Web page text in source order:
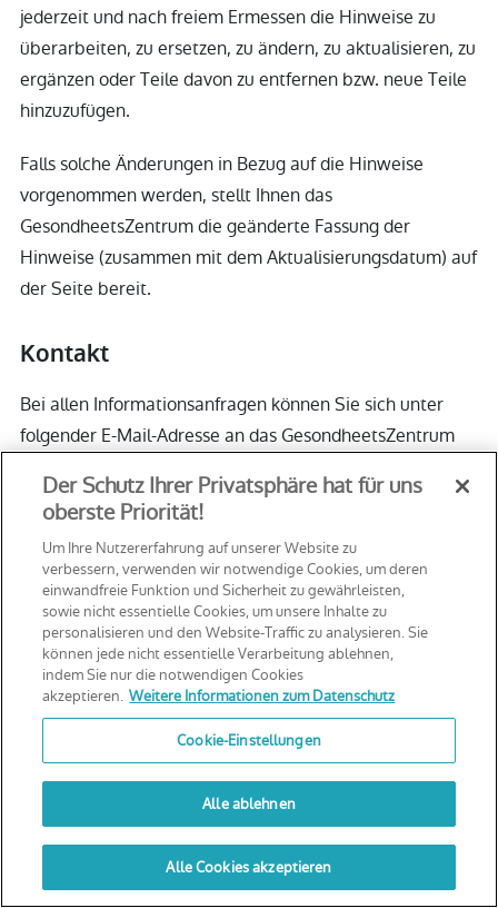
ICH MÖCHTE EINER VORSORGEUNTERSUCHUNG
UNTERZIEHEN
jederzeit und nach freiem Ermessen die Hinweise zu
überarbeiten, zu ersetzen, zu ändern, zu aktualisieren, zu
ergänzen oder Teile davon zu entfernen bzw. neue Teile
hinzuzufügen.
Falls solche Änderungen in Bezug auf die Hinweise
vorgenommen werden, stellt Ihnen das
GesondheetsZentrum die geänderte Fassung der
Hinweise (zusammen mit dem Aktualisierungsdatum) auf
der Seite bereit.
Kontakt
Bei allen Informationsanfragen können Sie sich unter
folgender E-Mail-Adresse an das GesondheetsZentrum
Gerichtsstandsklausel
Sofern keine ausdrückliche, anderslautende Angabe der
Einrichtung GesondheetsZentrum vorliegt, kann die
unterlassene oder verspätete Ausübung eines Rechts
oder Inanspruchnahme eines Rechtsmittels durch die
Einrichtung GesondheetsZentrum im Rahmen der
Hinweise nicht als Verzicht auf ein solches Recht oder
Rechtsmittel oder auf jedes sonstige Recht oder
Rechtsmittel in Bezug auf die Hinweise betrachtet
werden.
Der Schutz Ihrer Privatsphäre hat für uns
oberste Priorität!
Um Ihre Nutzererfahrung auf unserer Website zu
verbessern, verwenden wir notwendige Cookies, um deren
einwandfreie Funktion und Sicherheit zu gewährleisten,
sowie nicht essentielle Cookies, um unsere Inhalte zu
personalisieren und den Website-Traffic zu analysieren. Sie
können jede nicht essentielle Verarbeitung ablehnen,
indem Sie nur die notwendigen Cookies
akzeptieren. Weitere Informationen zum Datenschutz
Cookie-Einstellungen
Alle ablehnen
Alle Cookies akzeptieren